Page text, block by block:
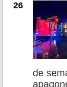
26
de